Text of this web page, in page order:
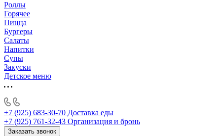
Роллы
Горячее
Пицца
Бургеры
Салаты
Напитки
Супы
Закуски
Детское меню
+7 (925) 683-30-70 Доставка еды
+7 (925) 761-32-43 Организация и бронь
Заказать звонок